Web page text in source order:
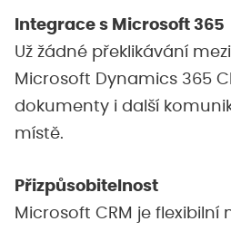
Integrace s Microsoft 365
Už žádné překlikávání
Microsoft Dynamics 365
dokumenty i další
místě.
Přizpůsobitelnost
Microsoft CRM je flexibilní